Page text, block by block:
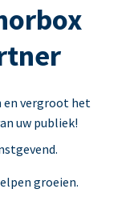
en vergroot het
uw publiek!
groeien.